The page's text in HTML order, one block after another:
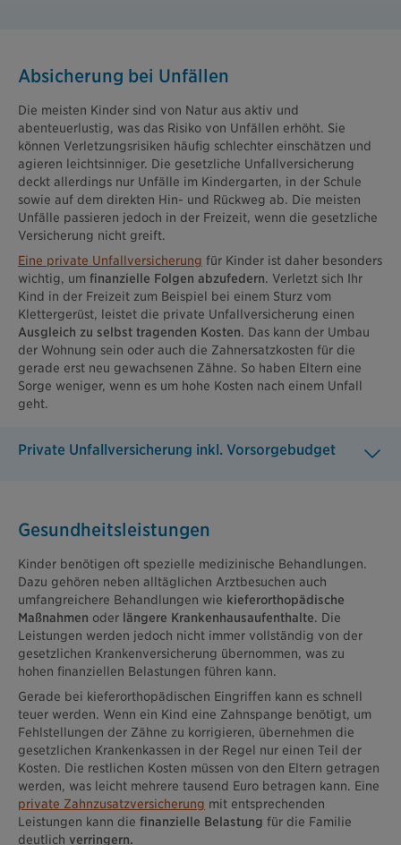
Absicherung bei Unfällen
Die meisten Kinder sind von Natur aus aktiv und
abenteuerlustig, was das Risiko von Unfällen erhöht. Sie
können Verletzungsrisiken häufig schlechter einschätzen und
agieren leichtsinniger. Die gesetzliche Unfallversicherung
deckt allerdings nur Unfälle im Kindergarten, in der Schule
sowie auf dem direkten Hin- und Rückweg ab. Die meisten
Unfälle passieren jedoch in der Freizeit, wenn die gesetzliche
Versicherung nicht greift.
Eine private Unfallversicherung für Kinder ist daher besonders
wichtig, um finanzielle Folgen abzufedern. Verletzt sich Ihr
Kind in der Freizeit zum Beispiel bei einem Sturz vom
Klettergerüst, leistet die private Unfallversicherung einen
Ausgleich zu selbst tragenden Kosten. Das kann der Umbau
der Wohnung sein oder auch die Zahnersatzkosten für die
gerade erst neu gewachsenen Zähne. So haben Eltern eine
Sorge weniger, wenn es um hohe Kosten nach einem Unfall
geht.
Private Unfallversicherung inkl. Vorsorgebudget
Gesundheitsleistungen
Kinder benötigen oft spezielle medizinische Behandlungen.
Dazu gehören neben alltäglichen Arztbesuchen auch
umfangreichere Behandlungen wie kieferorthopädische
Maßnahmen oder längere Krankenhausaufenthalte. Die
Leistungen werden jedoch nicht immer vollständig von der
gesetzlichen Krankenversicherung übernommen, was zu
hohen finanziellen Belastungen führen kann.
Gerade bei kieferorthopädischen Eingriffen kann es schnell
teuer werden. Wenn ein Kind eine Zahnspange benötigt, um
Fehlstellungen der Zähne zu korrigieren, übernehmen die
gesetzlichen Krankenkassen in der Regel nur einen Teil der
Kosten. Die restlichen Kosten müssen von den Eltern getragen
werden, was leicht mehrere tausend Euro betragen kann. Eine
private Zahnzusatzversicherung mit entsprechenden
Leistungen kann die finanzielle Belastung für die Familie
deutlich verringern.